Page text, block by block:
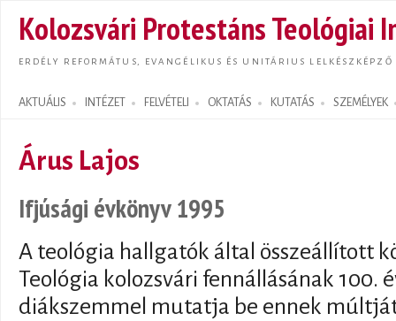
Kolozsvári Protestáns Teológiai
ERDÉLY REFORMÁTUS, EVANGÉLIKUS ÉS UNITÁRIUS LELKÉSZKÉPZŐ
AKTUÁLIS INTÉZET FELVÉTELI OKTATÁS KUTATÁS SZEMÉLYEK
Search form
Árus Lajos
Ifjúsági évkönyv 1995
A teológia hallgatók által összeállított
Teológia kolozsvári fennállásának 100.
diákszemmel mutatja be ennek